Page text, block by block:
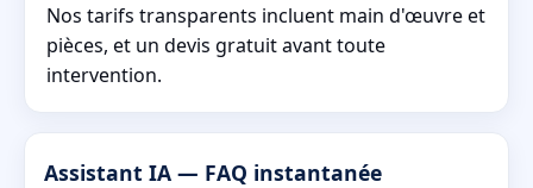
Nos tarifs transparents incluent main d'œuvre et
pièces, et un devis gratuit avant toute
intervention.
Assistant IA — FAQ instantanée